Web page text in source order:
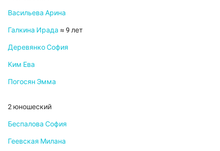
Васильева Арина
Галкина Ирада ≈ 9 лет
Деревянко София
Ким Ева
Погосян Эмма
2 юношеский
Беспалова София
Геевская Милана